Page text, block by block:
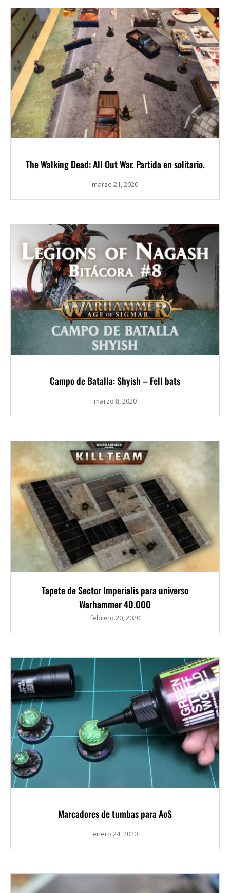
The Walking Dead: All Out War. Partida en solitario.
marzo 21, 2020
Campo de Batalla: Shyish – Fell bats
marzo 8, 2020
Tapete de Sector Imperialis para universo
Warhammer 40.000
febrero 20, 2020
Marcadores de tumbas para AoS
enero 24, 2020